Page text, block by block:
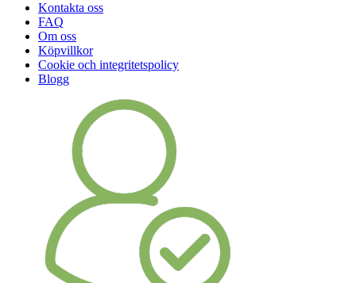
Kontakta oss
FAQ
Om oss
Köpvillkor
Cookie och integritetspolicy
Blogg